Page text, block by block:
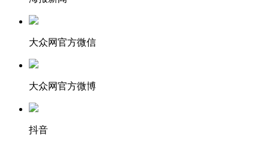
大众网官方微信
大众网官方微博
抖音